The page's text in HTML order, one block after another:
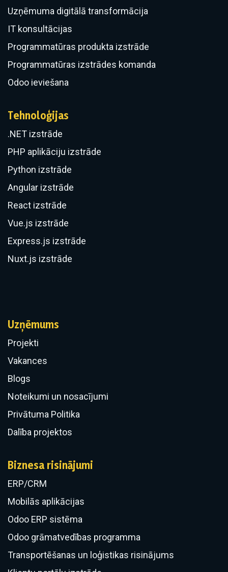
Uzņēmuma digitālā transformācija
IT konsultācijas
Programmatūras produkta izstrāde
Programmatūras izstrādes komanda
Odoo ieviešana
Tehnoloģijas
.NET izstrāde
PHP aplikāciju izstrāde
Python izstrāde
Angular izstrāde
React izstrāde
Vue.js izstrāde
Express.js izstrāde
Nuxt.js izstrāde
Uzņēmums
Projekti
Vakances
Blogs
Noteikumi un nosacījumi
Privātuma Politika
Dalība projektos
Biznesa risinājumi
ERP/CRM
​Mobilās aplikācijas
Odoo ERP sistēma
Odoo grāmatvedības programma
Transportēšanas un loģistikas risinājums